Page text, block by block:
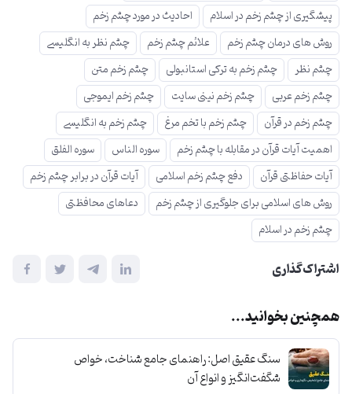
پیشگیری از چشم زخم در اسلام
احادیث در مورد چشم زخم
روش های درمان چشم زخم
علائم چشم زخم
چشم نظر به انگلیسی
چشم نظر
چشم زخم به ترکی استانبولی
چشم زخم متن
چشم زخم عربی
چشم زخم نینی سایت
چشم زخم ایموجی
چشم زخم در قرآن
چشم زخم با تخم مرغ
چشم زخم به انگلیسی
اهمیت آیات قرآن در مقابله با چشم زخم
سوره الناس
سوره الفلق
آیات حفاظتی قرآن
دفع چشم زخم اسلامی
آیات قرآن در برابر چشم زخم
روش های اسلامی برای جلوگیری از چشم زخم
دعاهای محافظتی
چشم زخم در اسلام
اشتراک‌گذاری
همچنین بخوانید...
سنگ عقیق اصل: راهنمای جامع شناخت، خواص
شگفت‌انگیز و انواع آن